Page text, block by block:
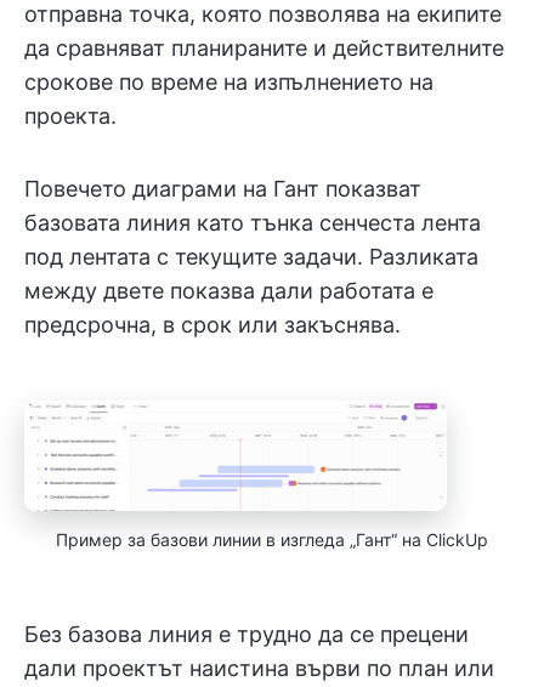
отправна точка, която позволява на екипите
да сравняват планираните и действителните
срокове по време на изпълнението на
проекта.
Повечето диаграми на Гант показват
базовата линия като тънка сенчеста лента
под лентата с текущите задачи. Разликата
между двете показва дали работата е
предсрочна, в срок или закъснява.
Пример за базови линии в изгледа „Гант“ на ClickUp
Без базова линия е трудно да се прецени
дали проектът наистина върви по план или